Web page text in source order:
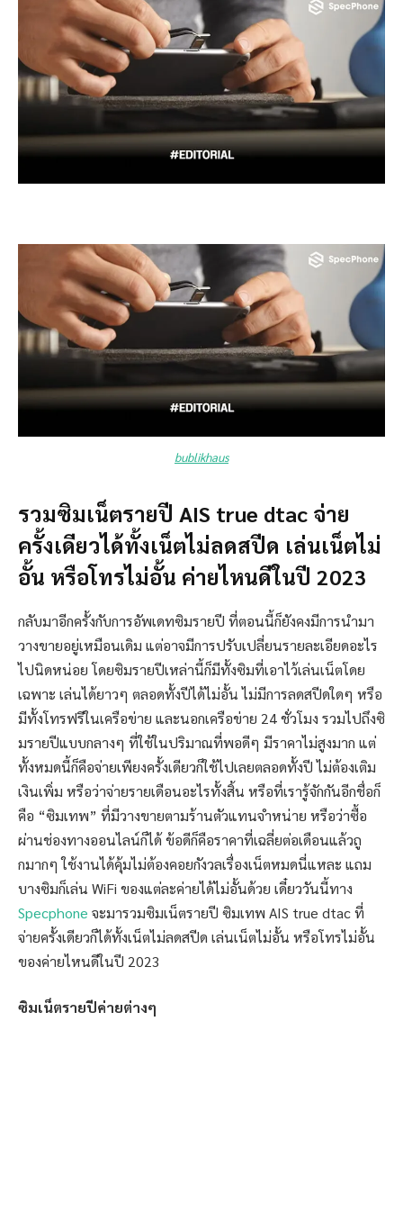
bublikhaus
รวมซิมเน็ตรายปี AIS true dtac จ่าย
ครั้งเดียวได้ทั้งเน็ตไม่ลดสปีด เล่นเน็ตไม่
อั้น หรือโทรไม่อั้น ค่ายไหนดีในปี 2023
กลับมาอีกครั้งกับการอัพเดทซิมรายปี ที่ตอนนี้ก็ยังคงมีการนำมา
วางขายอยู่เหมือนเดิม แต่อาจมีการปรับเปลี่ยนรายละเอียดอะไร
ไปนิดหน่อย โดยซิมรายปีเหล่านี้ก็มีทั้งซิมที่เอาไว้เล่นเน็ตโดย
เฉพาะ เล่นได้ยาวๆ ตลอดทั้งปีได้ไม่อั้น ไม่มีการลดสปีดใดๆ หรือ
มีทั้งโทรฟรีในเครือข่าย และนอกเครือข่าย 24 ชั่วโมง รวมไปถึงซิ
มรายปีแบบกลางๆ ที่ใช้ในปริมาณที่พอดีๆ มีราคาไม่สูงมาก แต่
ทั้งหมดนี้ก็คือจ่ายเพียงครั้งเดียวก็ใช้ไปเลยตลอดทั้งปี ไม่ต้องเติม
เงินเพิ่ม หรือว่าจ่ายรายเดือนอะไรทั้งสิ้น หรือที่เรารู้จักกันอีกชื่อก็
คือ “ซิมเทพ” ที่มีวางขายตามร้านตัวแทนจำหน่าย หรือว่าซื้อ
ผ่านช่องทางออนไลน์ก็ได้ ข้อดีก็คือราคาที่เฉลี่ยต่อเดือนแล้วถู
กมากๆ ใช้งานได้คุ้มไม่ต้องคอยกังวลเรื่องเน็ตหมดนี่แหละ แถม
บางซิมก็เล่น WiFi ของแต่ละค่ายได้ไม่อั้นด้วย เดี๋ยววันนี้ทาง
Specphone จะมารวมซิมเน็ตรายปี ซิมเทพ AIS true dtac ที่
จ่ายครั้งเดียวก็ได้ทั้งเน็ตไม่ลดสปีด เล่นเน็ตไม่อั้น หรือโทรไม่อั้น
ของค่ายไหนดีในปี 2023
ซิมเน็ตรายปีค่ายต่างๆ